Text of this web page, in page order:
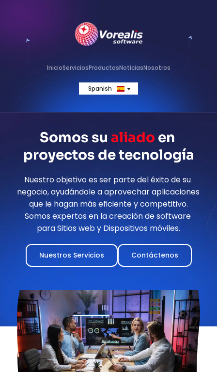
InicioServiciosProductosNoticiasNosotros
Spanish
Somos su aliado en
proyectos de tecnología
Nuestro objetivo es ser parte del éxito de su
negocio, ayudándole a aprovechar aplicaciones
que le hagan más eficiente y competitivo.
Somos expertos en la creación de software
para Sitios web y Dispositivos móviles.
Nuestros Servicios Contáctenos